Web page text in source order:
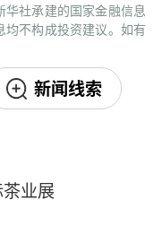
社承建的国家金融信息
不构成投资建议。如有
新闻线索
业展